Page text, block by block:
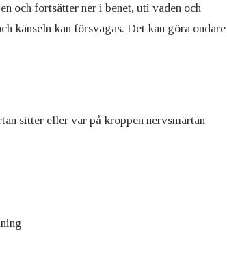
och fortsätter ner i benet, uti vaden och
känseln kan försvagas. Det kan göra ondare
sitter eller var på kroppen nervsmärtan